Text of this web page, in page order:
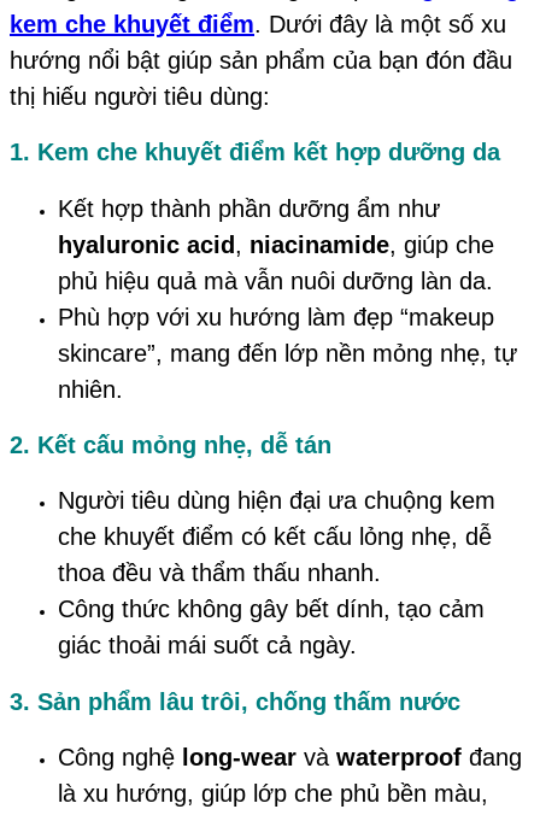
kem che khuyết điểm. Dưới đây là một số xu
hướng nổi bật giúp sản phẩm của bạn đón đầu
thị hiếu người tiêu dùng:
1. Kem che khuyết điểm kết hợp dưỡng da
Kết hợp thành phần dưỡng ẩm như
hyaluronic acid, niacinamide, giúp che
phủ hiệu quả mà vẫn nuôi dưỡng làn da.
Phù hợp với xu hướng làm đẹp “makeup
skincare”, mang đến lớp nền mỏng nhẹ, tự
nhiên.
2. Kết cấu mỏng nhẹ, dễ tán
Người tiêu dùng hiện đại ưa chuộng kem
che khuyết điểm có kết cấu lỏng nhẹ, dễ
thoa đều và thẩm thấu nhanh.
Công thức không gây bết dính, tạo cảm
giác thoải mái suốt cả ngày.
3. Sản phẩm lâu trôi, chống thấm nước
Công nghệ long-wear và waterproof đang
là xu hướng, giúp lớp che phủ bền màu,